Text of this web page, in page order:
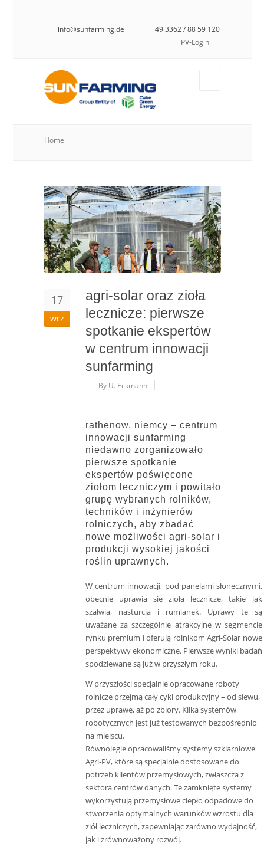
info@sunfarming.de
+49 3362 / 88 59 120
PV-Login
Home
17
wrz
agri-solar oraz zioła
lecznicze: pierwsze
spotkanie ekspertów
w centrum innowacji
sunfarming
By U. Eckmann
rathenow, niemcy – centrum
innowacji sunfarming
niedawno zorganizowało
pierwsze spotkanie
ekspertów poświęcone
ziołom leczniczym i powitało
grupę wybranych rolników,
techników i inżynierów
rolniczych, aby zbadać
nowe możliwości agri-solar i
produkcji wysokiej jakości
roślin uprawnych.
W centrum innowacji, pod panelami słonecznymi,
obecnie uprawia się zioła lecznicze, takie jak
szałwia, nasturcja i rumianek. Uprawy te są
uważane za szczególnie atrakcyjne w segmencie
rynku premium i oferują rolnikom Agri-Solar nowe
perspektywy ekonomiczne. Pierwsze wyniki badań
spodziewane są już w przyszłym roku.
W przyszłości specjalnie opracowane roboty
rolnicze przejmą cały cykl produkcyjny – od siewu,
przez uprawę, aż po zbiory. Kilka systemów
robotycznych jest już testowanych bezpośrednio
na miejscu.
Równolegle opracowaliśmy systemy szklarniowe
Agri-PV, które są specjalnie dostosowane do
potrzeb klientów przemysłowych, zwłaszcza z
sektora centrów danych. Te zamknięte systemy
wykorzystują przemysłowe ciepło odpadowe do
stworzenia optymalnych warunków wzrostu dla
ziół leczniczych, zapewniając zarówno wydajność,
jak i zrównoważony rozwój.